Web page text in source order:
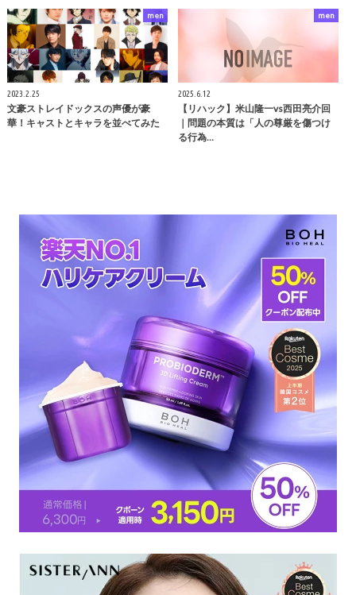
men
2023.2.25
文豪ストレイドックスの声優が豪
華！キャストとキャラを並べてみた
men
2025.6.12
【リハック】米山隆一vs西田亮介回
｜問題の本質は「人の尊厳を傷つけ
る行為…